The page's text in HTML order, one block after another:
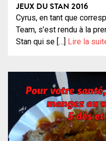
JEUX DU STAN 2016
Cyrus, en tant que
Team, s’est rendu à la
Stan qui se […]
Lire la